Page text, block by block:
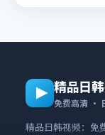
精品日
免费高清 ·
精品日韩视频：免